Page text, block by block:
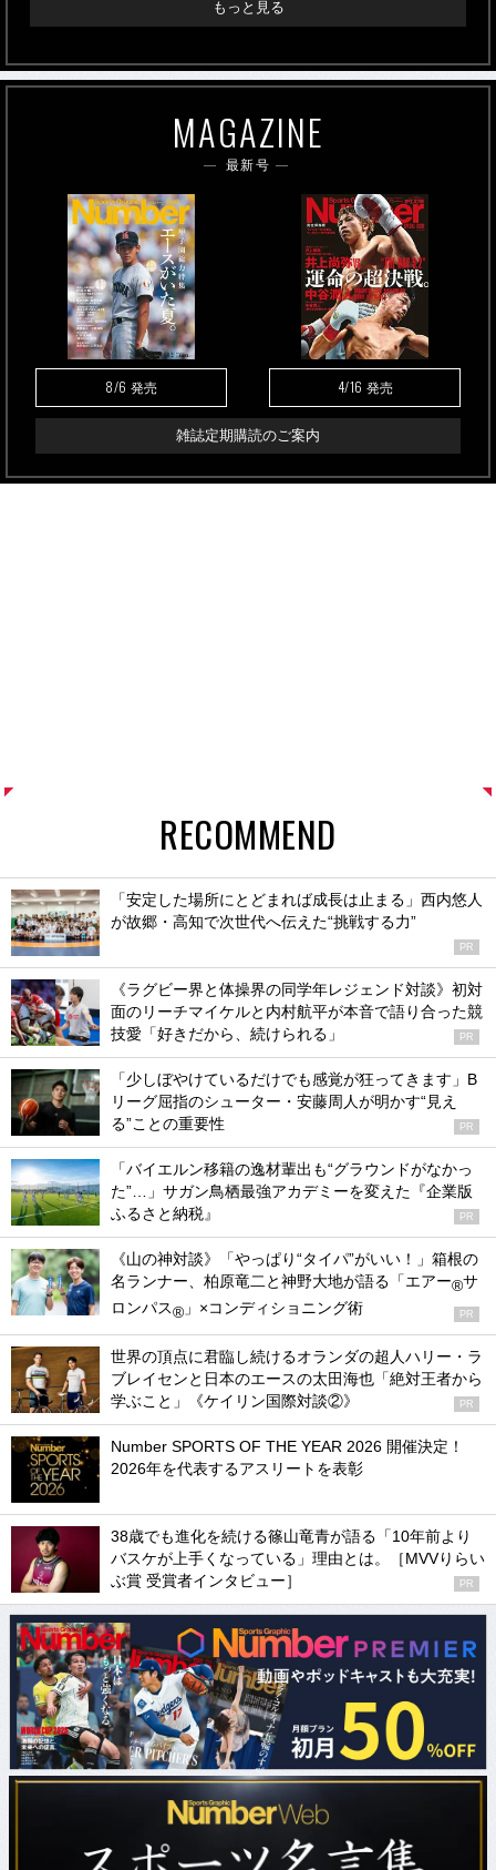
もっと見る
MAGAZINE
最新号
8/6 発売 4/16 発売
雑誌定期購読のご案内
RECOMMEND
「安定した場所にとどまれば成長は止まる」西内悠人
が故郷・高知で次世代へ伝えた“挑戦する力”
PR
《ラグビー界と体操界の同学年レジェンド対談》初対
面のリーチマイケルと内村航平が本音で語り合った競
技愛「好きだから、続けられる」
PR
「少しぼやけているだけでも感覚が狂ってきます」B
リーグ屈指のシューター・安藤周人が明かす“見え
る”ことの重要性
PR
「バイエルン移籍の逸材輩出も“グラウンドがなかっ
た”…」サガン鳥栖最強アカデミーを変えた『企業版
ふるさと納税』
PR
《山の神対談》「やっぱり“タイパ”がいい！」箱根の
名ランナー、柏原竜二と神野大地が語る「エアー®サ
ロンパス® 」×コンディショニング術 PR
世界の頂点に君臨し続けるオランダの超人ハリー・ラ
ブレイセンと日本のエースの太田海也「絶対王者から
学ぶこと」《ケイリン国際対談②》
PR
Number SPORTS OF THE YEAR 2026 開催決定！
2026年を代表するアスリートを表彰
38歳でも進化を続ける篠山竜青が語る「10年前より
バスケが上手くなっている」理由とは。［MVVりらい
ぶ賞 受賞者インタビュー］
PR